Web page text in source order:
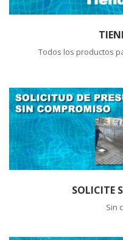
Todos los productos
SOLICITE
Sin